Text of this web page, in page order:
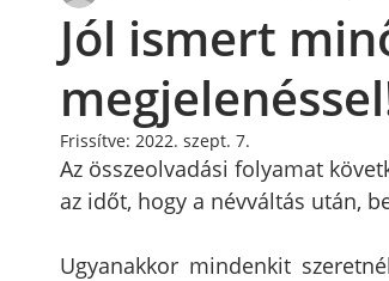
Jól ismert
Frissítve: 2022. szept. 7.
Az összeolvadási folyamat
az időt, hogy a névváltás után,
Ugyanakkor mindenkit